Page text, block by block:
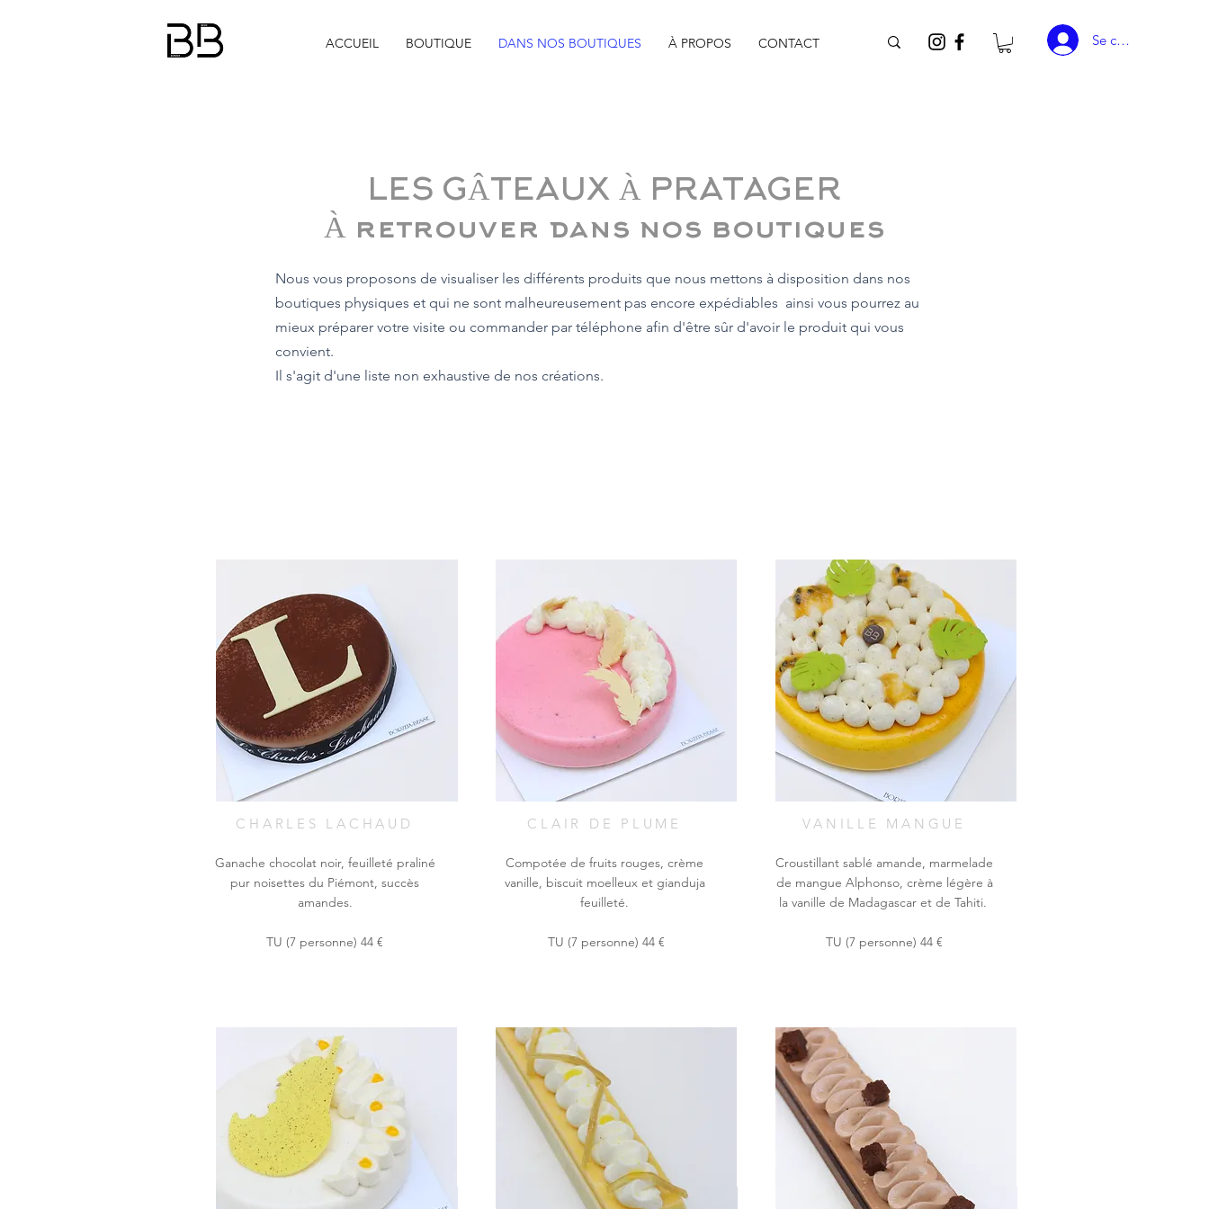
ACCUEIL BOUTIQUE DANS NOS BOUTIQUES À PROPOS CONTACT Se connecter
LES GÂTEAUX À PRATAGER
À retrouver dans nos boutiques
Nous vous proposons de visualiser les différents produits que nous mettons à disposition dans nos
boutiques physiques et qui ne sont malheureusement pas encore expédiables ainsi vous pourrez au
mieux préparer votre visite ou commander par téléphone afin d'être sûr d'avoir le produit qui vous
convient.
Il s'agit d'une liste non exhaustive de nos créations.
CHARLES LACHAUD
Ganache chocolat noir, feuilleté praliné
pur noisettes du Piémont, succès
amandes.
TU (7 personne) 44 €
CLAIR DE PLUME
Compotée de fruits rouges, crème
vanille, biscuit moelleux et gianduja
feuilleté.
TU (7 personne) 44 €
VANILLE MANGUE
Croustillant sablé amande, marmelade
de mangue Alphonso, crème légère à
la vanille de Madagascar et de Tahiti.
TU (7 personne) 44 €